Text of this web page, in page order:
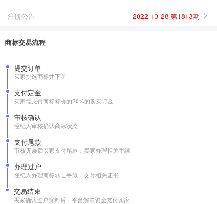
注册公告 2022-10-28 第1813期
商标交易流程
提交订单
买家挑选商标并下单
支付定金
买家需支付商标标价的20%的购买订金
审核确认
经纪人审核确认商标状态
支付尾款
审核无误后买家支付尾款，卖家办理相关手续
办理过户
经纪人办理商标转让手续，交付相关证书
交易结束
买家确认过户资料后，平台解冻资金支付卖家